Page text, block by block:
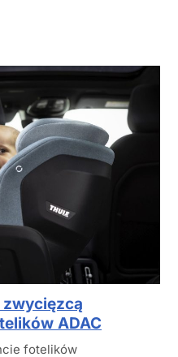
zwycięzcą
ADAC
fotelików